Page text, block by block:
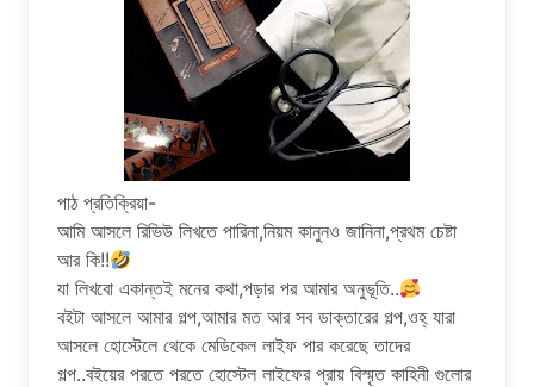
পাঠ প্রতিক্রিয়া-
আমি আসলে রিভিউ লিখতে পারিনা,নিয়ম কানুনও জানিনা,প্রথম চেষ্টা
আর কি!!
যা লিখবো একান্তই মনের কথা,পড়ার পর আমার অনুভূতি..
বইটা আসলে আমার গল্প,আমার মত আর সব ডাক্তারের গল্প,ওহ্ যারা
আসলে হোস্টেলে থেকে মেডিকেল লাইফ পার করেছে তাদের
গল্প..বইয়ের পরতে পরতে হোস্টেল লাইফের প্রায় বিস্মৃত কাহিনী গুলোর